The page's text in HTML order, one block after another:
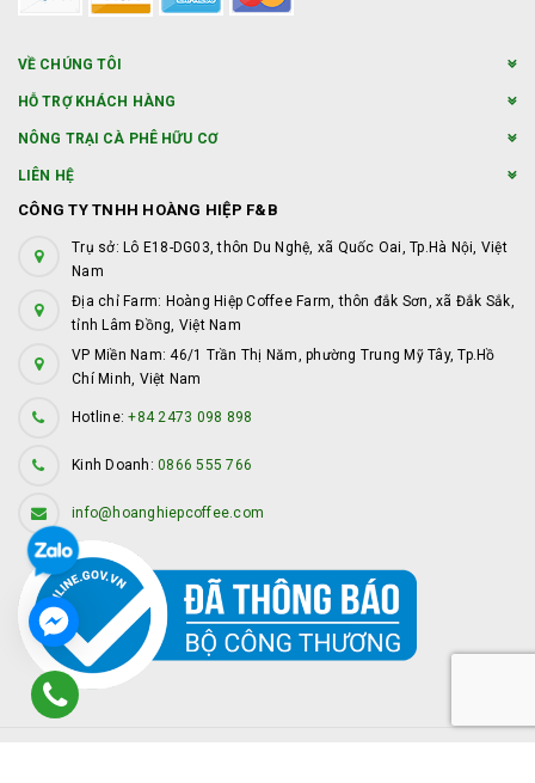
VỀ CHÚNG TÔI
HỖ TRỢ KHÁCH HÀNG
NÔNG TRẠI CÀ PHÊ HỮU CƠ
LIÊN HỆ
CÔNG TY TNHH HOÀNG HIỆP F&B
Trụ sở: Lô E18-DG03, thôn Du Nghệ, xã Quốc Oai, Tp.Hà Nội, Việt
Nam
Địa chỉ Farm: Hoàng Hiệp Coffee Farm, thôn đắk Sơn, xã Đắk Sắk,
tỉnh Lâm Đồng, Việt Nam
VP Miền Nam: 46/1 Trần Thị Năm, phường Trung Mỹ Tây, Tp.Hồ
Chí Minh, Việt Nam
Hotline:+84 2473 098 898
Kinh Doanh: 0866 555 766
info@hoanghiepcoffee.com